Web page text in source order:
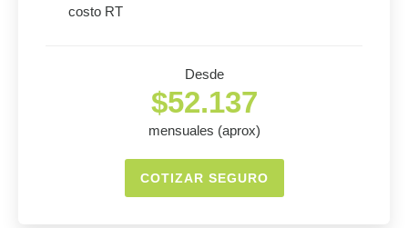
costo RT
Desde
$52.137
mensuales (aprox)
COTIZAR SEGURO